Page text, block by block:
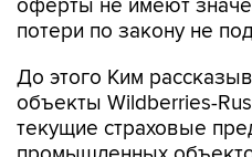
До этого Ким
текущие страховые
промышленных
террористические